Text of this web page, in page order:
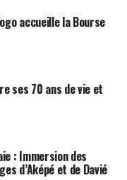
accueille la Bourse
ses 70 ans de vie et
: Immersion des
d’Aképé et de Davié